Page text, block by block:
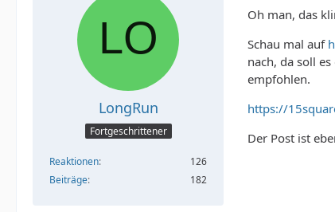
LongRun
Fortgeschrittener
Reaktionen
126
Beiträge
182
Oh man, das
Schau mal auf
nach, da soll
empfohlen.
https://
Der Post ist